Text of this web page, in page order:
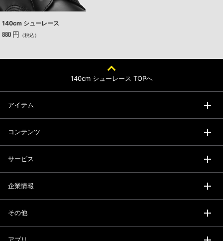
140cm シューレース
880 円 （税込）
140cm シューレース TOPへ
アイテム
コンテンツ
サービス
企業情報
その他
アプリ